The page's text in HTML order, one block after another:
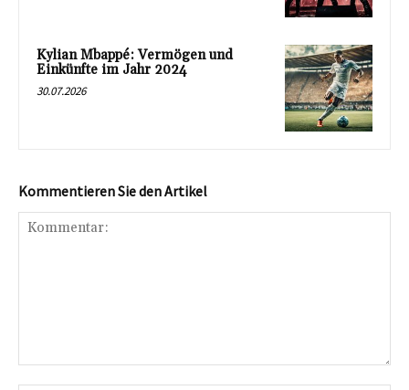
Kylian Mbappé: Vermögen und
Einkünfte im Jahr 2024
30.07.2026
Kommentieren Sie den Artikel